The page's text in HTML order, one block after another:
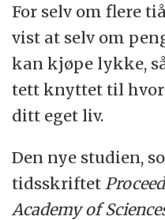
For selv om flere
vist at selv om
kan kjøpe lykke,
tett knyttet til
ditt eget liv.
Den nye studien,
tidsskriftet
Academy of